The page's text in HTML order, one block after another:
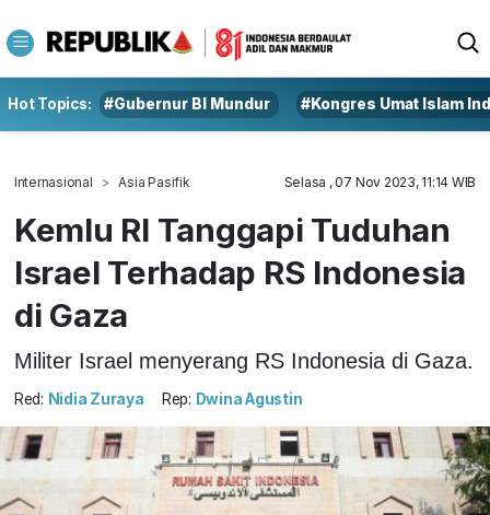
Hot Topics: #Gubernur BI Mundur #Kongres Umat Islam
Internasional Asia Pasifik Selasa , 07 Nov 2023, 11:14 WIB
Kemlu RI Tanggapi Tuduhan
Israel Terhadap RS Indonesia
di Gaza
Militer Israel menyerang RS Indonesia di Gaza.
Red: Nidia Zuraya Rep: Dwina Agustin